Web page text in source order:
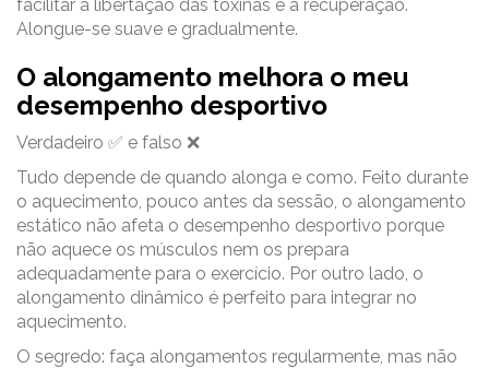
facilitar a libertação das toxinas e a recuperação.
Alongue-se suave e gradualmente.
O alongamento melhora o meu
desempenho desportivo
Verdadeiro ✅ e falso ❌
Tudo depende de quando alonga e como. Feito durante
o aquecimento, pouco antes da sessão, o alongamento
estático não afeta o desempenho desportivo porque
não aquece os músculos nem os prepara
adequadamente para o exercício. Por outro lado, o
alongamento dinâmico é perfeito para integrar no
aquecimento.
O segredo: faça alongamentos regularmente, mas não